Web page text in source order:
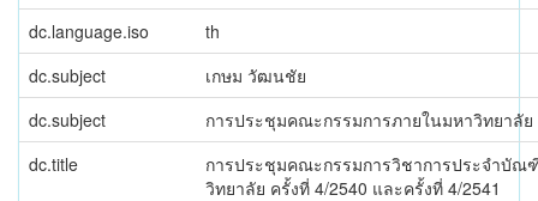
dc.language.iso
th
dc.subject
เกษม วัฒนชัย
dc.subject
การประชุมคณะกรรมการภายในมหาวิทยาลัย
dc.title
การประชุมคณะกรรมการวิชาการประจำบัณ
วิทยาลัย ครั้งที่ 4/2540 และครั้งที่ 4/2541